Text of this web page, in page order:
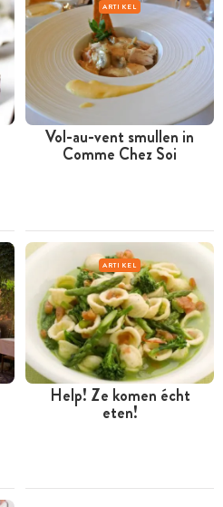
ARTIKEL
Vol-au-vent smullen in
Comme Chez Soi
ARTIKEL
Help! Ze komen écht
eten!